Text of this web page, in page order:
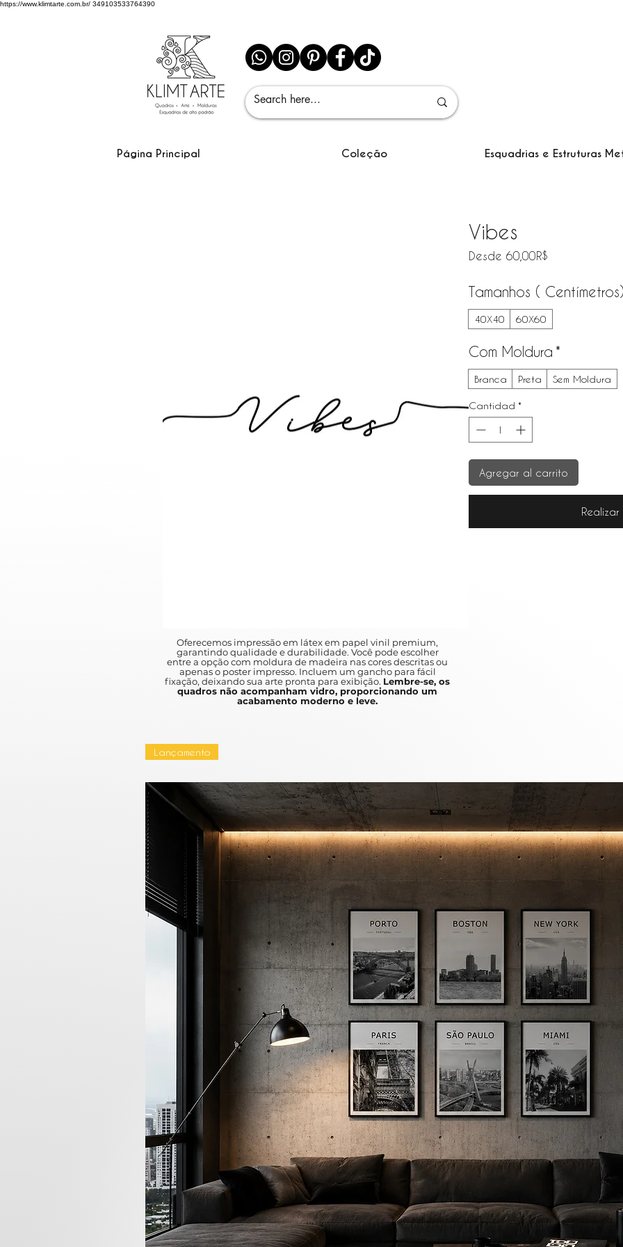
https://www.klimtarte.com.br/ 349103533764390
Página Principal Coleção Esquadrias e Estruturas
Vibes
Desde 60,00R$Precio de
Tamanhos ( Centímetros)
40X40 60X60
Com Moldura *
Branca Preta Sem Moldura
Cantidad *
Agregar al carrito
Oferecemos impressão em látex em papel vinil premium,
garantindo qualidade e durabilidade. Você pode escolher
entre a opção com moldura de madeira nas cores descritas ou
apenas o poster impresso. Incluem um gancho para fácil
fixação, deixando sua arte pronta para exibição. Lembre-se, os
quadros não acompanham vidro, proporcionando um
acabamento moderno e leve.
Lançamento